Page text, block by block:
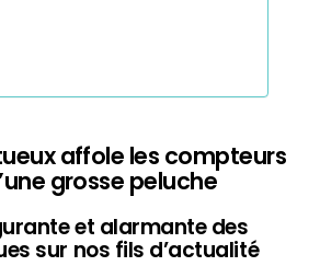
affole les compteurs
grosse peluche
et alarmante des
sur nos fils d’actualité